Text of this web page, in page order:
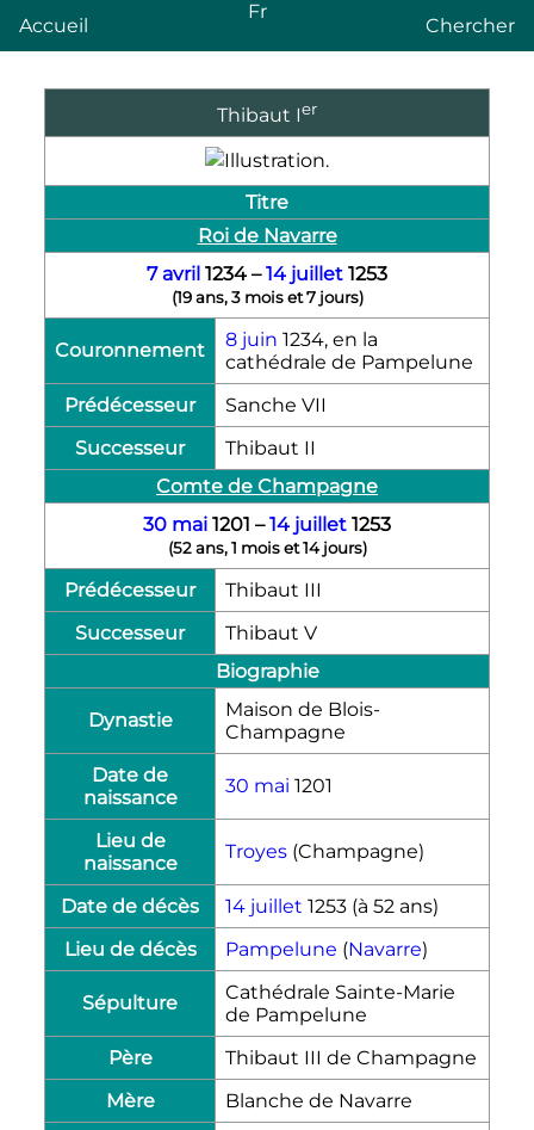
Accueil
Fr
Chercher
Thibaut Ier
Titre
Roi de Navarre
7 avril 1234 –14 juillet 1253
(19 ans, 3 mois et 7 jours)
Couronnement 8 juin 1234, en la
cathédrale de Pampelune
Prédécesseur
Sanche VII
Successeur
Thibaut II
Comte de Champagne
30 mai 1201 –14 juillet 1253
(52 ans, 1 mois et 14 jours)
Prédécesseur Thibaut III
Successeur
Thibaut V
Biographie
Dynastie
Maison de Blois-
Champagne
Date de
naissance
30 mai 1201
Lieu de
naissance
Troyes (Champagne)
Date de décès 14 juillet 1253 (à 52 ans)
Lieu de décès
Pampelune (Navarre)
Sépulture
Cathédrale Sainte-Marie
de Pampelune
Père
Thibaut III de Champagne
Mère
Blanche de Navarre